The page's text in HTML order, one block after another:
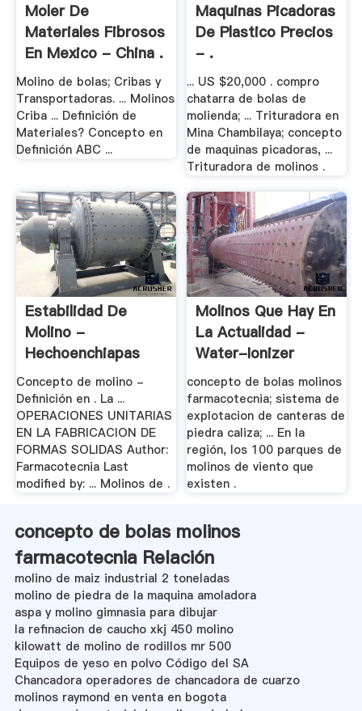
Moler De
Materiales Fibrosos
En Mexico - China .
Molino de bolas; Cribas y
Transportadoras. ... Molinos
Criba ... Definición de
Materiales? Concepto en
Definición ABC ...
Maquinas Picadoras
De Plastico Precios
- .
... US $20,000 . compro
chatarra de bolas de
molienda; ... Trituradora en
Mina Chambilaya; concepto
de maquinas picadoras, ...
Trituradora de molinos .
Estabilidad De
Molino -
Hechoenchiapas
Concepto de molino -
Definición en . La ...
OPERACIONES UNITARIAS
EN LA FABRICACION DE
FORMAS SOLIDAS Author:
Farmacotecnia Last
modified by: ... Molinos de .
Molinos Que Hay En
La Actualidad -
Water-Ionizer
concepto de bolas molinos
farmacotecnia; sistema de
explotacion de canteras de
piedra caliza; ... En la
región, los 100 parques de
molinos de viento que
existen .
concepto de bolas molinos
farmacotecnia Relación
molino de maiz industrial 2 toneladas
molino de piedra de la maquina amoladora
aspa y molino gimnasia para dibujar
la refinacion de caucho xkj 450 molino
kilowatt de molino de rodillos mr 500
Equipos de yeso en polvo Código del SA
Chancadora operadores de chancadora de cuarzo
molinos raymond en venta en bogota